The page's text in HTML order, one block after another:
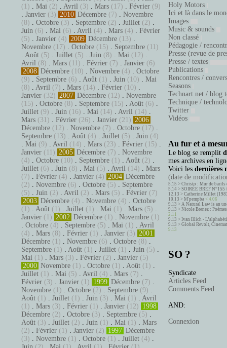
(1) . Mai (2) . Avril (3) . Mars (17) . Février (9)
. Janvier (3) 2010 Décembre (7) . Novembre
(8) . Octobre (3) . Septembre (2) . Juillet (2) .
Juin (6) . Mai (6) . Avril (4) . Mars (4) . Février
(5) . Janvier (4) 2009 Décembre (13) .
Novembre (17) . Octobre (15) . Septembre (11)
. Août (5) . Juillet (5) . Juin (8) . Mai (12) .
Avril (8) . Mars (11) . Février (7) . Janvier (6)
2008 Décembre (10) . Novembre (4) . Octobre
(9) . Septembre (6) . Août (1) . Juin (10) . Mai
(8) . Avril (7) . Mars (14) . Février (10) .
Janvier (32) 2007 Décembre (12) . Novembre
(15) . Octobre (8) . Septembre (15) . Août (6) .
Juillet (9) . Juin (16) . Mai (14) . Avril (14) .
Mars (31) . Février (26) . Janvier (21) 2006
Décembre (12) . Novembre (7) . Octobre (17) .
Septembre (13) . Août (4) . Juillet (5) . Juin (4)
. Mai (9) . Avril (14) . Mars (23) . Février (15) .
Janvier (11) 2005 Décembre (7) . Novembre
(4) . Octobre (10) . Septembre (1) . Août (2) .
Juillet (6) . Juin (8) . Mai (5) . Avril (14) . Mars
(7) . Février (4) . Janvier (4) 2004 Décembre
(2) . Novembre (6) . Octobre (5) . Septembre
(5) . Juin (2) . Avril (2) . Mars (5) . Février (7)
2003 Décembre (4) . Novembre (4) . Octobre
(1) . Août (1) . Juillet (1) . Mai (1) . Mars (5) .
Janvier (1) 2002 Décembre (1) . Novembre (1)
. Octobre (4) . Septembre (5) . Mai (1) . Avril
(4) . Mars (8) . Février (1) . Janvier (3) 2001
Décembre (1) . Novembre (6) . Octobre (8) .
Septembre (1) . Août (1) . Juillet (1) . Juin (5) .
Mai (1) . Mars (3) . Février (2) . Janvier (5)
2000 Novembre (1) . Octobre (1) . Août (1) .
Juillet (1) . Mai (5) . Avril (4) . Mars (7) .
Février (3) . Janvier (1) 1999 Décembre (7) .
Novembre (1) . Octobre (2) . Septembre (9) .
Août (1) . Juillet (1) . Juin (3) . Mai (1) . Avril
(1) . Mars (3) . Février (1) . Janvier (12) 1998
Décembre (2) . Octobre (3) . Septembre (5) .
Août (3) . Juillet (2) . Juin (1) . Mai (1) . Mars
(2) . Février (1) . Janvier (2) 1997 Décembre
(3) . Novembre (1) . Octobre (1) . Juillet (4) .
Holy Motors
Ici et là dans le
Images
Music & sounds
Non classé
Pédagogie /
Presse (revue de
Presse / textes
Publications
Rencontres /
Seasons
Technart.net /
Technique /
Twitter
Vidéos
Au fur et à
Le blog se remplit
mes archives en
Voici les dernières
(date de
5.15 > Christo : Mur de barils
5.14 > SOIRÉE BREF
12.13 > Catherine Millet
10.13 > M'pempba < 4.06
9.13 > A Natural Law is an
9.13 > Nicole Brenez :
2.11
9.13 > Ivan Illich -
9.13 > Global Revolt,
9.13
SO ?
Syndicate
Articles Feed
Comments Feed
AND:
Connexion